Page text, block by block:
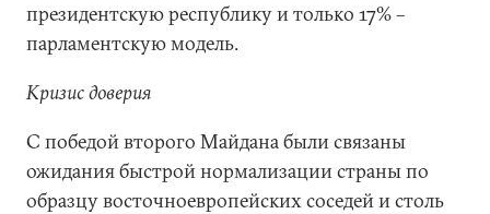
президентскую республику и только 17% –
парламентскую модель.
Кризис доверия
С победой второго Майдана были связаны
ожидания быстрой нормализации страны по
образцу восточноевропейских соседей и столь